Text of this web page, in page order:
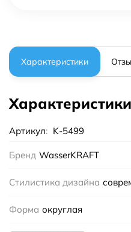
Характеристики
Характеристики
Артикул: K-5499
Бренд WasserKRAFT
Стилистика дизайна
Форма округлая